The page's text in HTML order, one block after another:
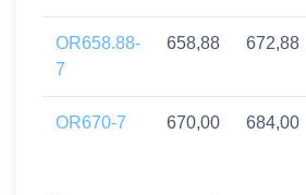
OR658.88-
7
658,88 672,88
OR670-7 670,00 684,00